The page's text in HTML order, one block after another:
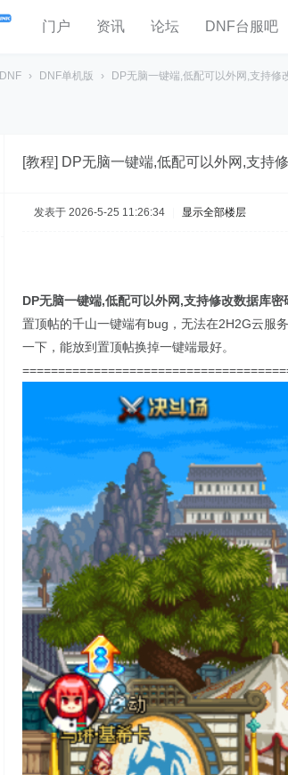
门户 资讯 论坛 DNF台服吧
DNF › DNF单机版 › DP无脑一键端,低配可以外网,支持修
[教程] DP无脑一键端,低配可以外网,支持
发表于 2026-5-25 11:26:34 显示全部楼层
DP无脑一键端,低配可以外网,支持修改数据库密
置顶帖的千山一键端有bug，无法在2H2G云服
一下，能放到置顶帖换掉一键端最好。